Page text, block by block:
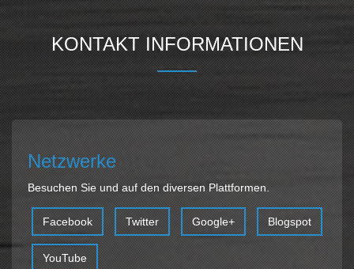
KONTAKT INFORMATIONEN
Netzwerke
Besuchen Sie und auf den diversen Plattformen.
Facebook Twitter Google+ Blogspot
YouTube